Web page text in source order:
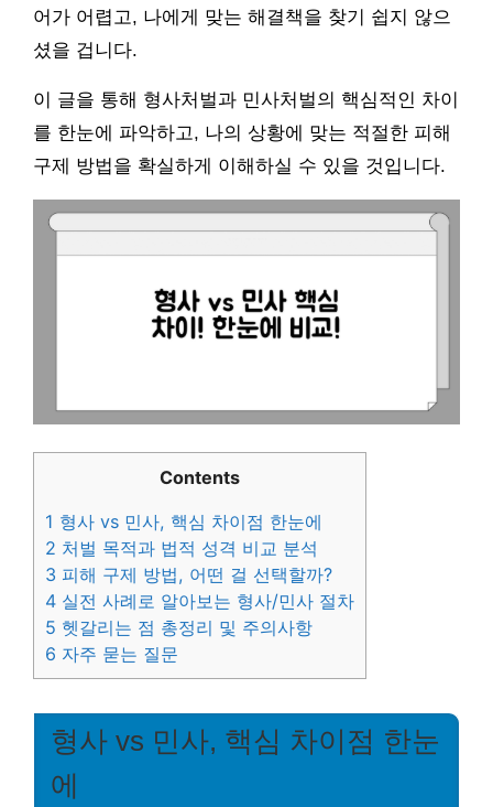
어가 어렵고, 나에게 맞는 해결책을 찾기 쉽지 않으
셨을 겁니다.
이 글을 통해 형사처벌과 민사처벌의 핵심적인 차이
를 한눈에 파악하고, 나의 상황에 맞는 적절한 피해
구제 방법을 확실하게 이해하실 수 있을 것입니다.
Contents
1 형사 vs 민사, 핵심 차이점 한눈에
2 처벌 목적과 법적 성격 비교 분석
3 피해 구제 방법, 어떤 걸 선택할까?
4 실전 사례로 알아보는 형사/민사 절차
5 헷갈리는 점 총정리 및 주의사항
6 자주 묻는 질문
형사 vs 민사, 핵심 차이점 한눈
에